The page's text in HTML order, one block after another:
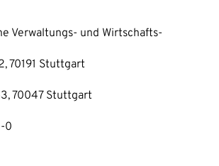
Verwaltungs- und Wirtschafts-
70191 Stuttgart
70047 Stuttgart
0